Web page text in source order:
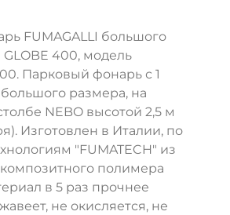
FUMAGALLI большого
400, модель
Парковый фонарь с 1
размера, на
NEBO высотой 2,5 м
Изготовлен в Италии, по
"FUMATECH" из
полимера
в 5 раз прочнее
не окисляется, не